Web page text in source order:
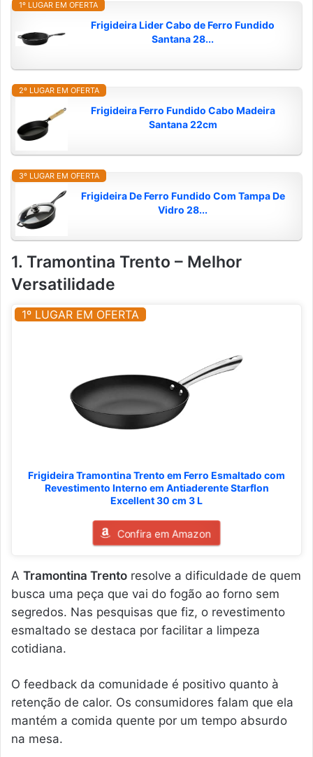
1º LUGAR EM OFERTA
Frigideira Lider Cabo de Ferro Fundido
Santana 28...
2º LUGAR EM OFERTA
Frigideira Ferro Fundido Cabo Madeira
Santana 22cm
3º LUGAR EM OFERTA
Frigideira De Ferro Fundido Com Tampa De
Vidro 28...
1. Tramontina Trento – Melhor
Versatilidade
1º LUGAR EM OFERTA
Frigideira Tramontina Trento em Ferro Esmaltado com
Revestimento Interno em Antiaderente Starflon
Excellent 30 cm 3 L
Confira em Amazon
A Tramontina Trento resolve a dificuldade de quem
busca uma peça que vai do fogão ao forno sem
segredos. Nas pesquisas que fiz, o revestimento
esmaltado se destaca por facilitar a limpeza
cotidiana.
O feedback da comunidade é positivo quanto à
retenção de calor. Os consumidores falam que ela
mantém a comida quente por um tempo absurdo
na mesa.